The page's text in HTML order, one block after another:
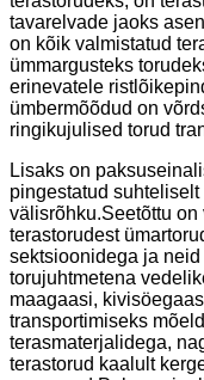
tavarelvade jaoks
on kõik valmistatud
ümmargusteks
erinevatele
ümbermõõdud on
ringikujulised torud
Lisaks on
pingestatud
välisrõhku.Seetõttu
terastorudest
sektsioonidega ja
torujuhtmetena
maagaasi,
transportimiseks
terasmaterjalidega,
terastorud kaalult